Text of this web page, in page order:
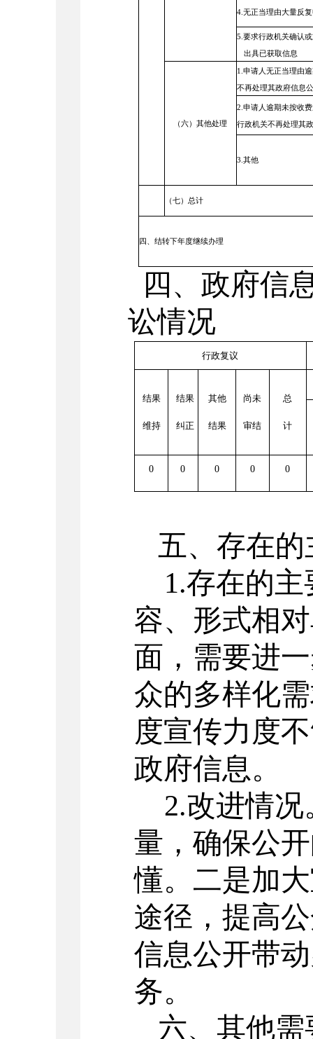
4.无正当理由大量反
5.要求行政机关确认
出具已获取信息
（六）其他处理
1.申请人无正当理由
不再处理其政府信息
2.申请人逾期未按收
行政机关不再处理其
3.其他
（七） 总计
四、结转下年度继续办理
四、 政府信
讼情况
行政复议
结果
维持
结果
纠正
其他
结果
尚未
审结
总
计
0 0 0 0 0
五、存在
1.存在的
容、形式相
面，需要进
众的多样化
度宣传力度
政府信息。
2.改进情况
量，确保公
懂。二是加
途径，提高
信息公开带
务。
六、其他